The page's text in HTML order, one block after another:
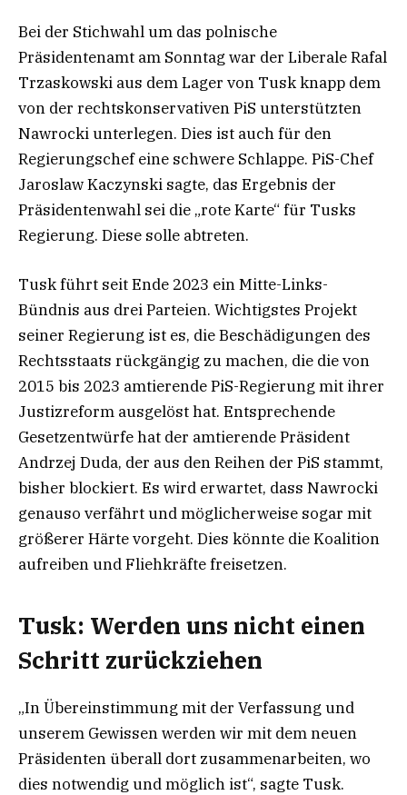
Bei der Stichwahl um das polnische
Präsidentenamt am Sonntag war der Liberale Rafal
Trzaskowski aus dem Lager von Tusk knapp dem
von der rechtskonservativen PiS unterstützten
Nawrocki unterlegen. Dies ist auch für den
Regierungschef eine schwere Schlappe. PiS-Chef
Jaroslaw Kaczynski sagte, das Ergebnis der
Präsidentenwahl sei die „rote Karte“ für Tusks
Regierung. Diese solle abtreten.
Tusk führt seit Ende 2023 ein Mitte-Links-
Bündnis aus drei Parteien. Wichtigstes Projekt
seiner Regierung ist es, die Beschädigungen des
Rechtsstaats rückgängig zu machen, die die von
2015 bis 2023 amtierende PiS-Regierung mit ihrer
Justizreform ausgelöst hat. Entsprechende
Gesetzentwürfe hat der amtierende Präsident
Andrzej Duda, der aus den Reihen der PiS stammt,
bisher blockiert. Es wird erwartet, dass Nawrocki
genauso verfährt und möglicherweise sogar mit
größerer Härte vorgeht. Dies könnte die Koalition
aufreiben und Fliehkräfte freisetzen.
Tusk: Werden uns nicht einen
Schritt zurückziehen
„In Übereinstimmung mit der Verfassung und
unserem Gewissen werden wir mit dem neuen
Präsidenten überall dort zusammenarbeiten, wo
dies notwendig und möglich ist“, sagte Tusk.